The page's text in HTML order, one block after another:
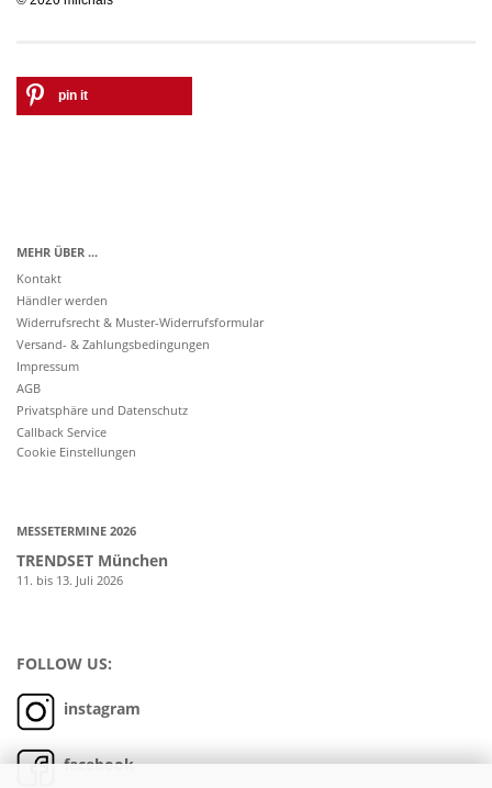
pin it
MEHR ÜBER ...
Kontakt
Händler werden
Widerrufsrecht & Muster-Widerrufsformular
Versand- & Zahlungsbedingungen
Impressum
AGB
Privatsphäre und Datenschutz
Callback Service
Cookie Einstellungen
MESSETERMINE 2026
TRENDSET München
11. bis 13. Juli 2026
FOLLOW US:
instagram
facebook